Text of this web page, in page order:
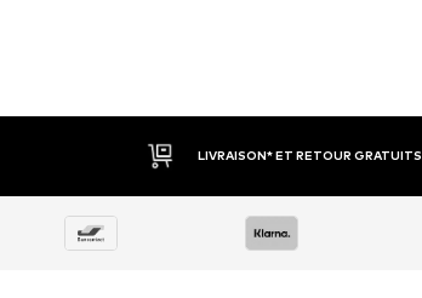
LIVRAISON* ET RETOUR GRATUITS